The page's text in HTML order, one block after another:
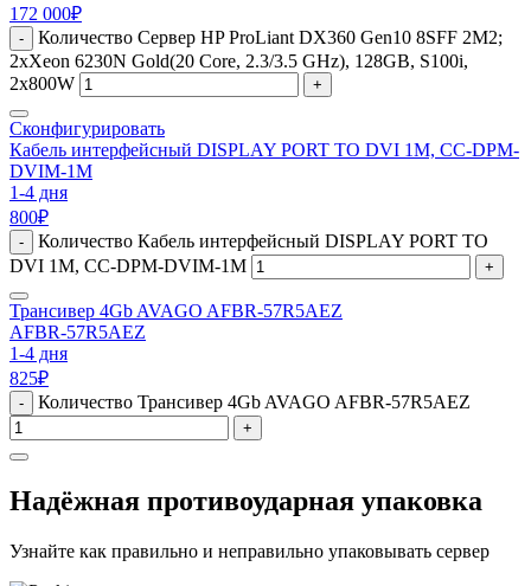
172 000₽
-
Количество Сервер HP ProLiant DX360 Gen10 8SFF 2M2;
2xXeon 6230N Gold(20 Core, 2.3/3.5 GHz), 128GB, S100i,
2x800W
+
Сконфигурировать
Кабель интерфейсный DISPLAY PORT TO DVI 1М, СС-DPM-
DVIM-1M
1-4 дня
800₽
-
Количество Кабель интерфейсный DISPLAY PORT TO
DVI 1М, СС-DPM-DVIM-1M
+
Трансивер 4Gb AVAGO AFBR-57R5AEZ
AFBR-57R5AEZ
1-4 дня
825₽
- Количество Трансивер 4Gb AVAGO AFBR-57R5AEZ
+
Надёжная противоударная упаковка
Узнайте как правильно и неправильно упаковывать сервер